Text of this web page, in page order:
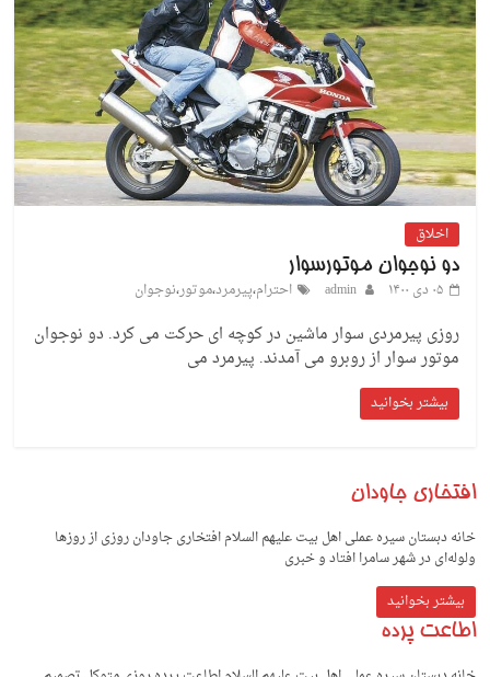
اخلاق
دو نوجوان موتورسوار
۰۵ دی ۱۴۰۰
admin احترام،پیرمرد،موتور،نوجوان
روزی پیرمردی سوار ماشین در کوچه ای حرکت می کرد. دو نوجوان
موتور سوار از روبرو می آمدند. پیرمرد می
بیشتر بخوانید
افتخاری جاودان
خانه دبستان سیره عملی اهل بیت علیهم السلام افتخاری جاودان روزی از روزها
ولوله‌ای در شهر سامرا افتاد و خبری
بیشتر بخوانید
اطاعت پرده